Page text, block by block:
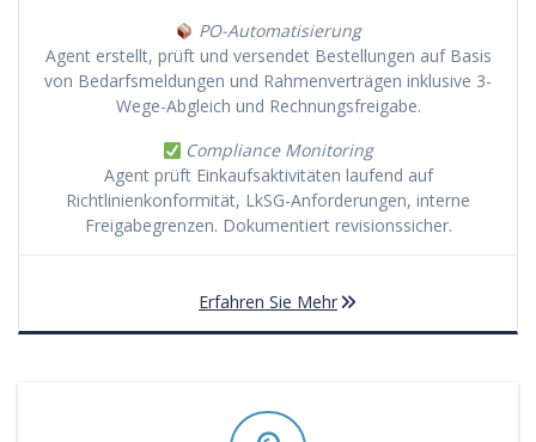
PO-Automatisierung
Agent erstellt, prüft und versendet Bestellungen auf Basis
von Bedarfsmeldungen und Rahmenverträgen inklusive 3-
Wege-Abgleich und Rechnungsfreigabe.
Compliance Monitoring
Agent prüft Einkaufsaktivitäten laufend auf
Richtlinienkonformität, LkSG-Anforderungen, interne
Freigabegrenzen. Dokumentiert revisionssicher.
Erfahren Sie Mehr